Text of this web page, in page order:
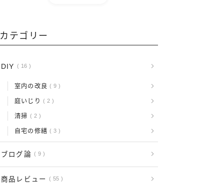
カテゴリー
DIY 16
室内の改良 9
庭いじり 2
清掃 2
自宅の修繕 3
ブログ論 9
商品レビュー 55